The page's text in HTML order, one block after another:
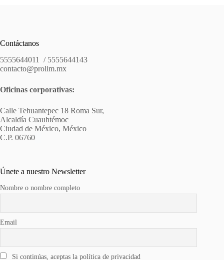
Contáctanos
5555644011 / 5555644143
contacto@prolim.mx
Oficinas corporativas:
Calle Tehuantepec 18 Roma Sur,
Alcaldía Cuauhtémoc
Ciudad de México, México
C.P. 06760
Únete a nuestro Newsletter
Nombre o nombre completo
Email
Si continúas, aceptas la política de privacidad